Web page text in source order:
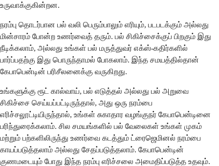
உருவாக்குகின்றன.
நரம்பு தொடர்பான பல் வலி பெரும்பாலும் எரியும், படபடக்கும் அல்லது
மின்சாரம் போன்ற உணர்வைத் தரும். பல் சிகிச்சைக்குப் பிறகும் இது
நீடிக்கலாம், அல்லது உங்கள் பல் மருத்துவர் எக்ஸ்-கதிர்களில்
பார்ப்பதற்கு இது பொருந்தாமல் போகலாம். இந்த சமயத்தில்தான்
கேபாபென்டின் பரிசீலனைக்கு வருகிறது.
உங்களுக்கு ரூட் கால்வாய், பல் எடுத்தல் அல்லது பல் அறுவை
சிகிச்சை செய்யப்பட்டிருந்தால், அது ஒரு நரம்பை
எரிச்சலூட்டியிருந்தால், உங்கள் சுகாதார வழங்குநர் கேபாபென்டினை
பரிந்துரைக்கலாம். சில சமயங்களில் பல் வேலைகள் உங்கள் முகம்
மற்றும் பற்களிலிருந்து உணர்வை கடத்தும் ட்ரைஜெமினல் நரம்பை
காயப்படுத்தலாம் அல்லது சேதப்படுத்தலாம். கேபாபென்டின்
குணமடையும் போது இந்த நரம்பு எரிச்சலை அமைதிப்படுத்த உதவும்.